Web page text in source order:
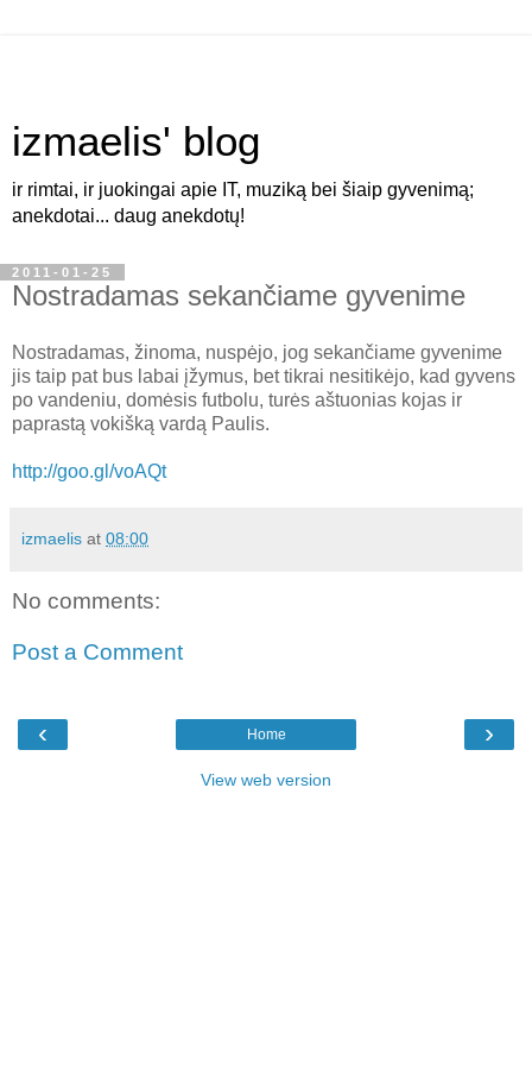
izmaelis' blog
ir rimtai, ir juokingai apie IT, muziką bei šiaip gyvenimą;
anekdotai... daug anekdotų!
2011-01-25
Nostradamas sekančiame gyvenime
Nostradamas, žinoma, nuspėjo, jog sekančiame gyvenime
jis taip pat bus labai įžymus, bet tikrai nesitikėjo, kad gyvens
po vandeniu, domėsis futbolu, turės aštuonias kojas ir
paprastą vokišką vardą Paulis.
http://goo.gl/voAQt
izmaelis at 08:00
No comments:
Post a Comment
‹ ›
Home
View web version